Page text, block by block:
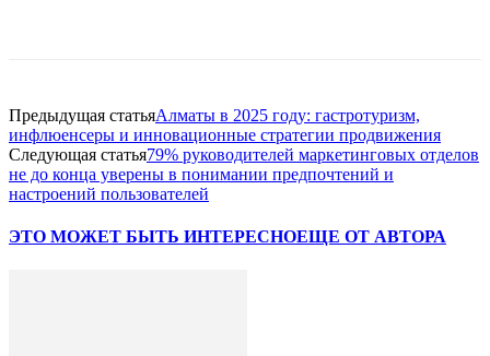
Предыдущая статьяАлматы в 2025 году: гастротуризм,
инфлюенсеры и инновационные стратегии продвижения
Следующая статья79% руководителей маркетинговых отделов
не до конца уверены в понимании предпочтений и
настроений пользователей
ЭТО МОЖЕТ БЫТЬ ИНТЕРЕСНОЕЩЕ ОТ АВТОРА